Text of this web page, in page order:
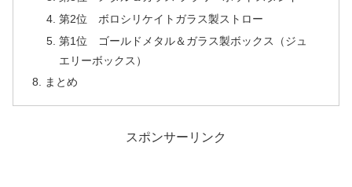
第2位 ボロシリケイトガラス製ストロー
第1位 ゴールドメタル＆ガラス製ボックス（ジュ
エリーボックス）
まとめ
スポンサーリンク